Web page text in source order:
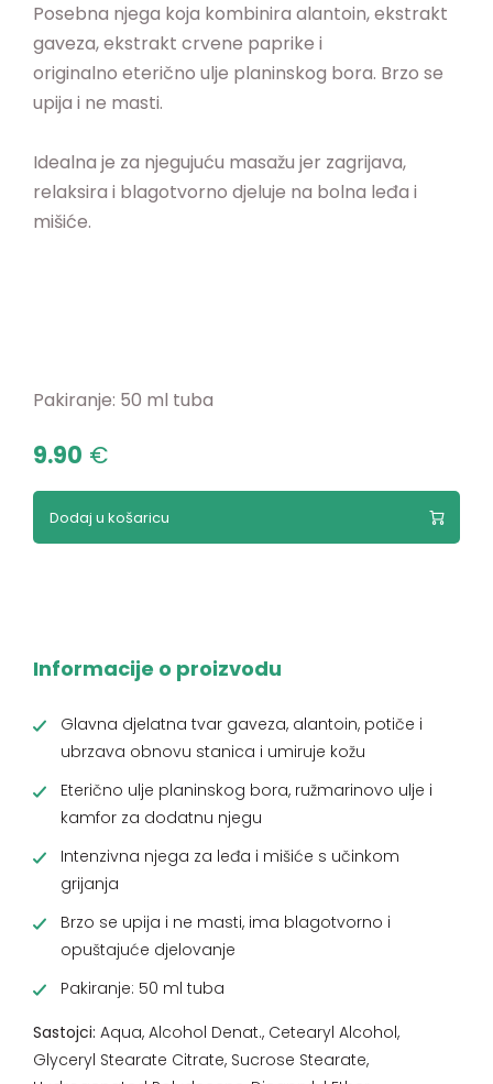
Posebna njega koja kombinira alantoin, ekstrakt
gaveza, ekstrakt crvene paprike i
originalno eterično ulje planinskog bora. Brzo se
upija i ne masti.
Idealna je za njegujuću masažu jer zagrijava,
relaksira i blagotvorno djeluje na bolna leđa i
mišiće.
Pakiranje: 50 ml tuba
9.90 €
Dodaj u košaricu
Informacije o proizvodu
Glavna djelatna tvar gaveza, alantoin, potiče i
ubrzava obnovu stanica i umiruje kožu
Eterično ulje planinskog bora, ružmarinovo ulje i
kamfor za dodatnu njegu
Intenzivna njega za leđa i mišiće s učinkom
grijanja
Brzo se upija i ne masti, ima blagotvorno i
opuštajuće djelovanje
Pakiranje: 50 ml tuba
Sastojci: Aqua, Alcohol Denat., Cetearyl Alcohol,
Glyceryl Stearate Citrate, Sucrose Stearate,